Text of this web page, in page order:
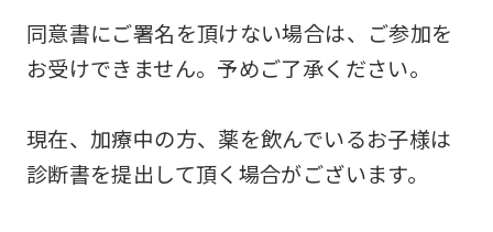
同意書にご署名を頂けない場合は、ご参加を
お受けできません。予めご了承ください。
現在、加療中の方、薬を飲んでいるお子様は
診断書を提出して頂く場合がございます。
you
use
an
automatic
translation
service,